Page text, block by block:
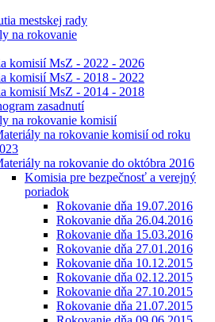
mestskej rady
na rokovanie
komisií MsZ - 2022 - 2026
komisií MsZ - 2018 - 2022
komisií MsZ - 2014 - 2018
zasadnutí
na rokovanie komisií
na rokovanie komisií od roku
na rokovanie do októbra 2016
Komisia pre bezpečnosť a verejný
poriadok
Rokovanie dňa 19.07.2016
Rokovanie dňa 26.04.2016
Rokovanie dňa 15.03.2016
Rokovanie dňa 27.01.2016
Rokovanie dňa 10.12.2015
Rokovanie dňa 02.12.2015
Rokovanie dňa 27.10.2015
Rokovanie dňa 21.07.2015